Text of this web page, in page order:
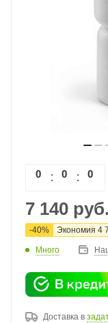
0 0 0
7 140 руб.
-40% Экономия 4
Много
Доставка в